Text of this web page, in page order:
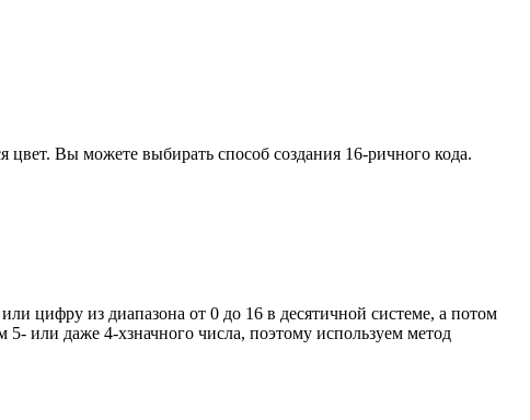
цвет. Вы можете выбирать способ создания 16-ричного кода.
цифру из диапазона от 0 до 16 в десятичной системе, а потом
5- или даже 4-хзначного числа, поэтому используем метод